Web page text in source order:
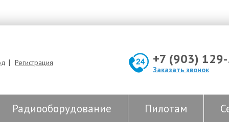
| Регистрация +7 (903)
Заказать звонок
Радиооборудование Пилотам